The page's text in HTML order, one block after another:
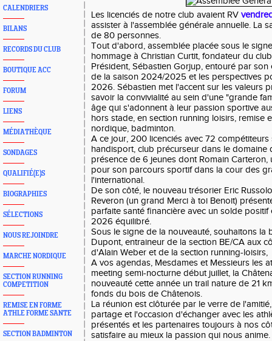
CALENDRIERS
BILANS
RECORDS DU CLUB
BOUTIQUE ACC
FORUM
LIENS
MÉDIATHÈQUE
SONDAGES
QUALIFIÉ(E)S
BIOGRAPHIES
SÉLECTIONS
NOUS REJOINDRE
MARCHE NORDIQUE
SECTION RUNNING
COMPETITION
REMISE EN FORME
ATHLE FORME SANTE
SECTION BADMINTON
Les licenciés de notre club avaient RV
assister à l'assemblée générale annuelle. La
de 80 personnes.
Tout d'abord, assemblée placée sous le
hommage à Christian Curtit, fondateur du
Président, Sébastien Gorjup, entouré par
de la saison 2024/2025 et les perspectives
2026. Sébastien met l'accent sur les valeurs
savoir la convivialité au sein d'une "grande
âge qui s'adonnent à leur passion sportive
hors stade, en section running loisirs, remise
nordique, badminton.
A ce jour, 200 licenciés avec 72
handisport, club précurseur dans le domaine
présence de 6 jeunes dont Romain Carteron,
pour son parcours sportif dans la cour des
l'international.
De son côté, le nouveau trésorier Eric
Reveron (un grand Merci à toi Benoit)
parfaite santé financière avec un solde
2026 équilibré.
Sous le signe de la nouveauté, souhaitons la
Dupont, entraineur de la section BE/CA aux
d'Alain Weber et de la section running-
A vos agendas, Mesdames et Messieurs les
meeting semi-nocturne début juillet, la
nouveauté cette année un trail nature de 21
fonds du bois de Châtenois.
La réunion est clôturée par le verre de
partage et l'occasion d'échanger avec les
présentés et les partenaires toujours à nos
satisfaire au mieux la passion qui nous anime.